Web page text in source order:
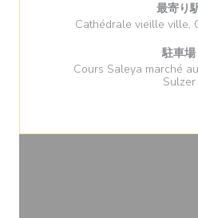
最寄り
Cathédrale vieille ville,
駐車場
Cours Saleya marché
Sulzer